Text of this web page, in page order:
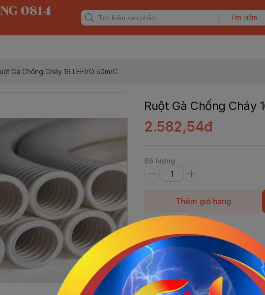
0814
Tìm kiếm
Gà Chống Cháy 16 LEEVO 50m/C
Ruột Gà Chống Cháy
2.582,54đ
Số lượng
Thêm giỏ hàng